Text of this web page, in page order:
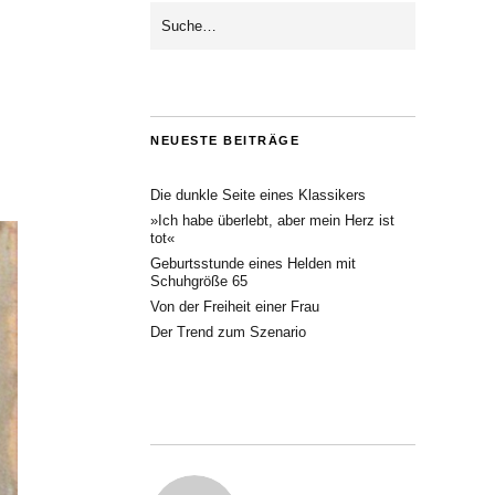
NEUESTE BEITRÄGE
Die dunkle Seite eines Klassikers
»Ich habe überlebt, aber mein Herz ist
tot«
Geburtsstunde eines Helden mit
Schuhgröße 65
Von der Freiheit einer Frau
Der Trend zum Szenario